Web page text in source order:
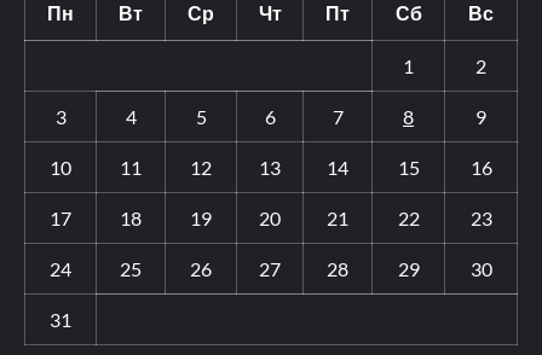
Пн Вт Ср Чт Пт Сб Вс
1 2
3 4 5 6 7 8 9
10 11 12 13 14 15 16
17 18 19 20 21 22 23
24 25 26 27 28 29 30
31